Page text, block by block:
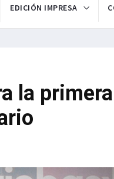
EDICIÓN IMPRESA
la